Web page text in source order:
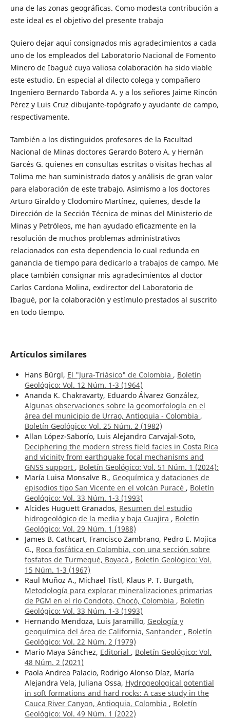
una de las zonas geográficas. Como modesta contribución a
este ideal es el objetivo del presente trabajo
Quiero dejar aquí consignados mis agradecimientos a cada
uno de los empleados del Laboratorio Nacional de Fomento
Minero de Ibagué cuya valiosa colaboración ha sido viable
este estudio. En especial al dilecto colega y compañero
Ingeniero Bernardo Taborda A. y a los señores Jaime Rincón
Pérez y Luis Cruz dibujante-topógrafo y ayudante de campo,
respectivamente.
También a los distinguidos profesores de la Facultad
Nacional de Minas doctores Gerardo Botero A. y Hernán
Garcés G. quienes en consultas escritas o visitas hechas al
Tolima me han suministrado datos y análisis de gran valor
para elaboración de este trabajo. Asimismo a los doctores
Arturo Giraldo y Clodomiro Martínez, quienes, desde la
Dirección de la Sección Técnica de minas del Ministerio de
Minas y Petróleos, me han ayudado eficazmente en la
resolución de muchos problemas administrativos
relacionados con esta dependencia lo cual redunda en
ganancia de tiempo para dedicarlo a trabajos de campo. Me
place también consignar mis agradecimientos al doctor
Carlos Cardona Molina, exdirector del Laboratorio de
Ibagué, por la colaboración y estímulo prestados al suscrito
en todo tiempo.
Artículos similares
Hans Bürgl, El "Jura-Triásico" de Colombia , Boletín
Geológico: Vol. 12 Núm. 1-3 (1964)
Ananda K. Chakravarty, Eduardo Álvarez González,
Algunas observaciones sobre la geomorfología en el
área del municipio de Urrao, Antioquia - Colombia ,
Boletín Geológico: Vol. 25 Núm. 2 (1982)
Allan López-Saborío, Luis Alejandro Carvajal-Soto,
Deciphering the modern stress field facies in Costa Rica
and vicinity from earthquake focal mechanisms and
GNSS support , Boletín Geológico: Vol. 51 Núm. 1 (2024):
María Luisa Monsalve B., Geoquímica y dataciones de
episodios tipo San Vicente en el volcán Puracé , Boletín
Geológico: Vol. 33 Núm. 1-3 (1993)
Alcides Huguett Granados, Resumen del estudio
hidrogeológico de la media y baja Guajira , Boletín
Geológico: Vol. 29 Núm. 1 (1988)
James B. Cathcart, Francisco Zambrano, Pedro E. Mojica
G., Roca fosfática en Colombia, con una sección sobre
fosfatos de Turmequé, Boyacá , Boletín Geológico: Vol.
15 Núm. 1-3 (1967)
Raul Muñoz A., Michael Tistl, Klaus P. T. Burgath,
Metodología para explorar mineralizaciones primarias
de PGM en el río Condoto, Chocó, Colombia , Boletín
Geológico: Vol. 33 Núm. 1-3 (1993)
Hernando Mendoza, Luis Jaramillo, Geología y
geoquímica del área de California, Santander , Boletín
Geológico: Vol. 22 Núm. 2 (1979)
Mario Maya Sánchez, Editorial , Boletín Geológico: Vol.
48 Núm. 2 (2021)
Paola Andrea Palacio, Rodrigo Alonso Díaz, María
Alejandra Vela, Juliana Ossa, Hydrogeological potential
in soft formations and hard rocks: A case study in the
Cauca River Canyon, Antioquia, Colombia , Boletín
Geológico: Vol. 49 Núm. 1 (2022)